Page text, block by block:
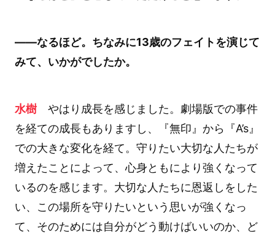
――なるほど。ちなみに13歳のフェイトを演じて
みて、いかがでしたか。
水樹やはり成長を感じました。劇場版での事件
を経ての成長もありますし、『無印』から『A’s』
での大きな変化を経て。守りたい大切な人たちが
増えたことによって、心身ともにより強くなって
いるのを感じます。大切な人たちに恩返しをした
い、この場所を守りたいという思いが強くなっ
て、そのためには自分がどう動けばいいのか、ど